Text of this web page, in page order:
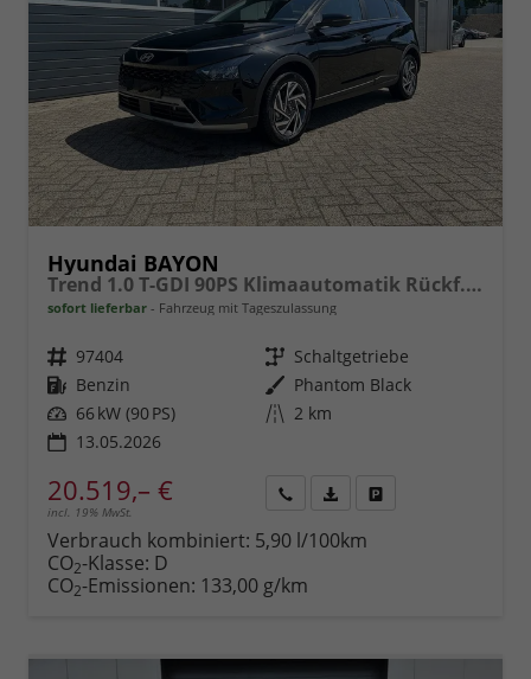
Hyundai BAYON
Trend 1.0 T-GDI 90PS Klimaautomatik Rückf.Kamera Parksensoren Sitzheizung Lenkradheizung Bluetooth Touchscreen Tempomat Apple CarPlay + Android Auto 16"LM
sofort lieferbar Fahrzeug mit Tageszulassung
Fahrzeugnr. 97404 Getriebe Schaltgetriebe
Kraftstoff Benzin Außenfarbe Phantom Black
Leistung 66 kW (90 PS) Kilometerstand 2 km
13.05.2026
20.519,– €
incl. 19% MwSt.
anfordern
Datei,
Verbrauch kombiniert: 5,90 l/100km
CO2-Klasse: D
CO2-Emissionen: 133,00 g/km